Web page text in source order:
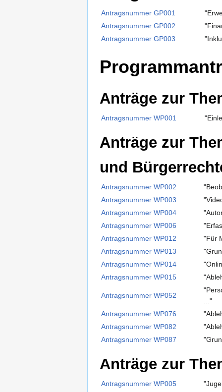
Antragsnummer GP001
Antragsnummer GP002
Antragsnummer GP003
Anträge zur
Antragsnummer WP001
Anträge zur
und
Antragsnummer WP002
Antragsnummer WP003
Antragsnummer WP004
Antragsnummer WP006
Antragsnummer WP012
"Für
Antragsnummer WP013
Antragsnummer WP014
Antragsnummer WP015
Antragsnummer WP052
..."
Antragsnummer WP076
Antragsnummer WP082
Antragsnummer WP087
Anträge zur
Antragsnummer WP005